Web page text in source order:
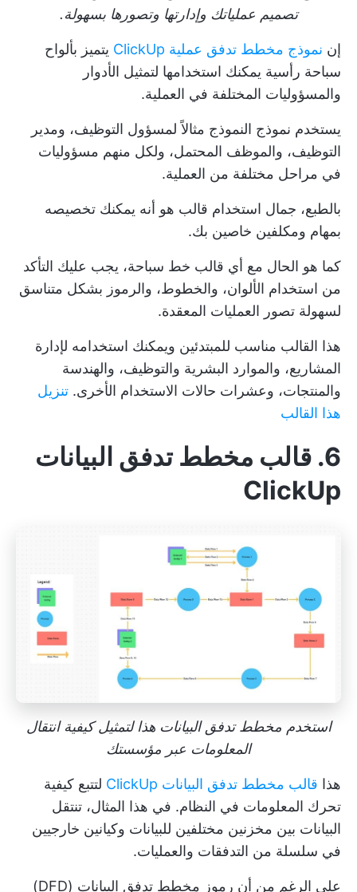
تصميم عملياتك وإدارتها وتصورها بسهولة.
إن نموذج مخطط تدفق عملية ClickUp
يتميز بألواح
سباحة رأسية يمكنك استخدامها لتمثيل الأدوار
والمسؤوليات المختلفة في العملية.
يستخدم نموذج النموذج مثالاً لمسؤول التوظيف، ومدير
التوظيف، والموظف المحتمل، ولكل منهم مسؤوليات
في مراحل مختلفة من العملية.
بالطبع، جمال استخدام قالب هو أنه يمكنك تخصيصه
بمهام ومكلفين خاصين بك.
كما هو الحال مع أي قالب خط سباحة، يجب عليك التأكد
من استخدام الألوان، والخطوط، والرموز بشكل متناسق
لسهولة تصور العمليات المعقدة.
هذا القالب مناسب للمبتدئين ويمكنك استخدامه لإدارة
المشاريع، والموارد البشرية والتوظيف، والهندسة
والمنتجات، وعشرات حالات الاستخدام الأخرى. تنزيل
هذا القالب
6. قالب مخطط تدفق البيانات
ClickUp
استخدم مخطط تدفق البيانات هذا لتمثيل كيفية انتقال
المعلومات عبر مؤسستك
هذا قالب مخطط تدفق البيانات ClickUp
لتتبع كيفية
تحرك المعلومات في النظام. في هذا المثال، تنتقل
البيانات بين مخزنين مختلفين للبيانات وكيانين خارجيين
في سلسلة من التدفقات والعمليات.
على الرغم من أن رموز مخطط تدفق البيانات (DFD)